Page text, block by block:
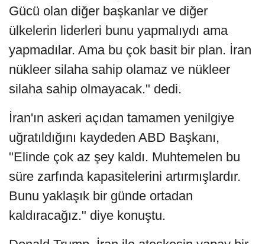
Gücü olan diğer başkanlar ve diğer
ülkelerin liderleri bunu yapmalıydı ama
yapmadılar. Ama bu çok basit bir plan. İran
nükleer silaha sahip olamaz ve nükleer
silaha sahip olmayacak." dedi.
İran'ın askeri açıdan tamamen yenilgiye
uğratıldığını kaydeden ABD Başkanı,
"Elinde çok az şey kaldı. Muhtemelen bu
süre zarfında kapasitelerini artırmışlardır.
Bunu yaklaşık bir günde ortadan
kaldıracağız." diye konuştu.